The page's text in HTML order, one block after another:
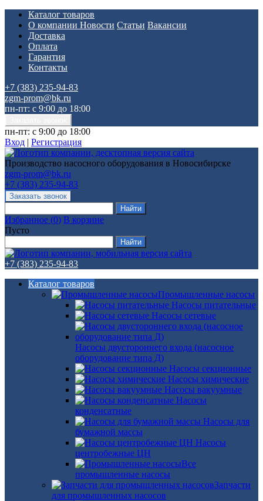
Каталог товаров
О компании Новости Статьи Вакансии
Доставка
Оплата
Гарантия
Контакты
+7 (383) 235-94-83
zgm-prom@bk.ru
пн-пт: с 9:00 до 18:00
пн-пт: с 9:00 до 18:00
Вход | Регистрация
Производство насосного оборудования в Новосибирске
zgm-prom@bk.ru
+7 (383) 235-94-83
Избранное (0) В корзине
Пусто
+7 (383) 235-94-83
Каталог товаров
Промышленные насосы
Насосы питательные
Насосы сетевые
Насосы двустороннего входа (насосное
оборудование типа Д)
Насосы секционные
Насосы химические
Насосы вакуумные
Насосы
конденсатные
Насосы для
бумажной массы
Насосы
центробежные ЦН
Все
промышленные насосы
Запчасти
для промышленных насосов